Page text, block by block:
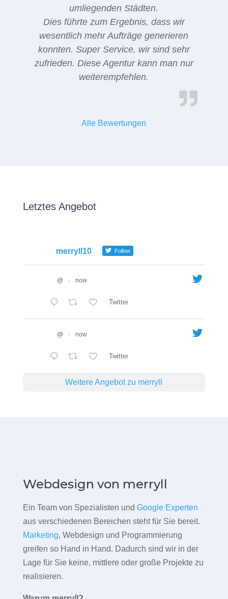
umliegenden Städten.
Dies führte zum Ergebnis, dass wir
wesentlich mehr Aufträge generieren
konnten. Super Service, wir sind sehr
zufrieden. Diese Agentur kann man nur
weiterempfehlen.
Alle Bewertungen
Letztes Angebot
merryll10 Follow
@ · now
Twitter
@ · now
Twitter
Weitere Angebot zu merryll
Webdesign von merryll
Ein Team von Spezialisten und Google Experten
aus verschiedenen Bereichen steht für Sie bereit.
Marketing, Webdesign und Programmierung
greifen so Hand in Hand. Dadurch sind wir in der
Lage für Sie keine, mittlere oder große Projekte zu
realisieren.